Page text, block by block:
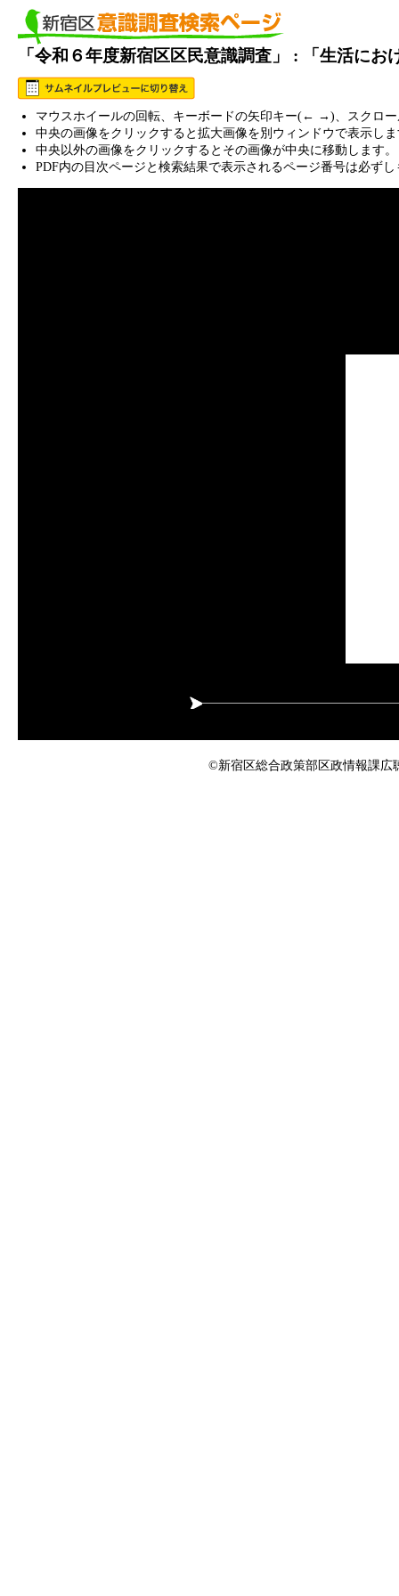
「令和６年度新宿区区民意識調査」 : 「生活に
マウスホイールの回転、キーボードの矢印キー(← →)、スクロ
中央の画像をクリックすると拡大画像を別ウィンドウで表示し
中央以外の画像をクリックするとその画像が中央に移動します。
PDF内の目次ページと検索結果で表示されるページ番号は必ず
©新宿区総合政策部区政情報課広